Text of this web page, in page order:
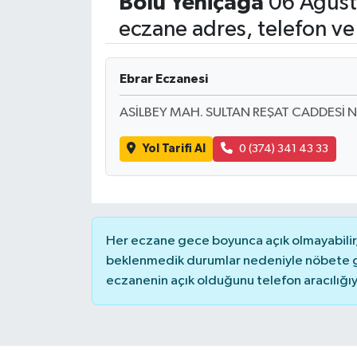
eczane adres, telefon ve
Ebrar Eczanesi
ASİLBEY MAH. SULTAN REŞAT CADDESİ
Yol Tarifi Al 0 (374) 341 43 33
Her eczane gece boyunca açık
beklenmedik durumlar nedeniyle nöbete
eczanenin açık olduğunu telefon
Yeme & İçme